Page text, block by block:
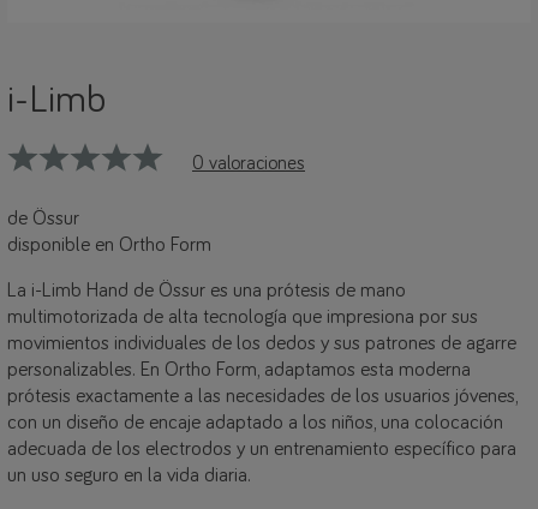
i-Limb
0 valoraciones
de Össur
disponible en Ortho Form
La i-Limb Hand de Össur es una prótesis de mano
multimotorizada de alta tecnología que impresiona por sus
movimientos individuales de los dedos y sus patrones de agarre
personalizables. En Ortho Form, adaptamos esta moderna
prótesis exactamente a las necesidades de los usuarios jóvenes,
con un diseño de encaje adaptado a los niños, una colocación
adecuada de los electrodos y un entrenamiento específico para
un uso seguro en la vida diaria.